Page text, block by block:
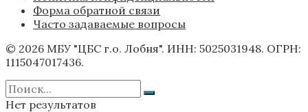
Форма обратной связи
Часто задаваемые вопросы
© 2026 МБУ "ЦБС г.о. Лобня". ИНН: 5025031948. ОГРН:
1115047017436.
Нет результатов